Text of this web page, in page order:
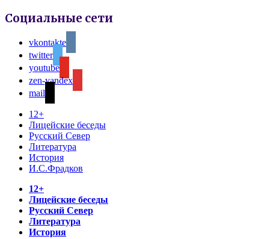
Социальные сети
vkontakte
twitter
youtube
zen-yandex
mail
12+
Лицейские беседы
Русский Север
Литература
История
И.С.Фрадков
12+
Лицейские беседы
Русский Север
Литература
История